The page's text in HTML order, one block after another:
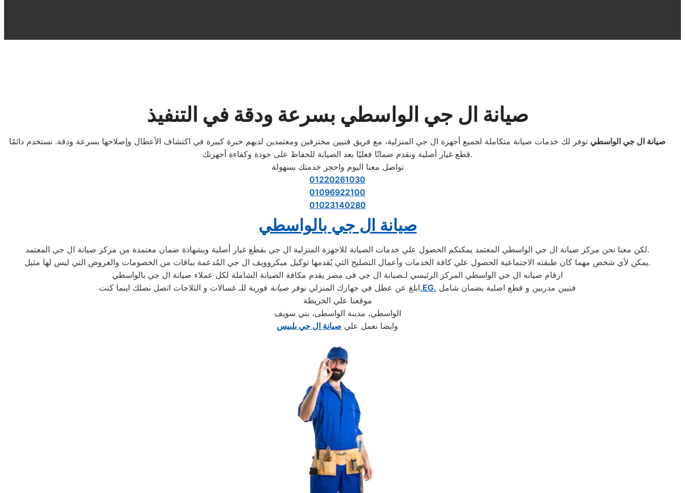
صيانة ال جي الواسطي بسرعة ودقة في التنفيذ
صيانة ال جي الواسطي توفر لك خدمات صيانة متكاملة لجميع أجهزة ال جي المنزلية، مع فريق فنيين محترفين ومعتمدين لديهم خبرة كبيرة في اكتشاف الأعطال وإصلاحها بسرعة ودقة. نستخدم دائمًا
قطع غيار أصلية ونقدم ضمانًا فعليًا بعد الصيانة للحفاظ على جودة وكفاءة أجهزتك.
تواصل معنا اليوم واحجز خدمتك بسهولة
01220261030
01096922100
01023140280
صيانة ال جي بالواسطي
لكن معنا نحن مركز صيانة ال جي الواسطي المعتمد يمكنكم الحصول علي خدمات الصيانة للاجهزة المنزلية ال جي بقطع غيار أصلية وبشهادة ضمان معتمدة من مركز صيانة ال جي المعتمد.
يمكن لأي شخص مهما كان طبقته الاجتماعية الحصول علي كافة الخدمات وأعمال التصليح التي يُقدمها توكيل ميكروويف ال جي المُدعمة بباقات من الخصومات والعروض التي ليس لها مثيل.
ارقام صيانه ال جي الواسطي المركز الرئيسي لـصيانة ال جي فى مصر يقدم مكافة الصيانة الشاملة لكل عملاء صيانة ال جي بالواسطي
ابلغ عن عطل في جهازك المنزلي نوفر صيانة فورية للـ غسالات و الثلاجات اتصل نصلك اينما كنت .EG. فنيين مدربين و قطع اصلية بضمان شامل
موقعنا علي الخريطة
الواسطي، مدينة الواسطى، بني سويف
وايضا نعمل علي صيانة ال جي بلبيس